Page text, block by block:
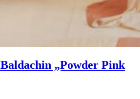
Baldachin „Powder Pink